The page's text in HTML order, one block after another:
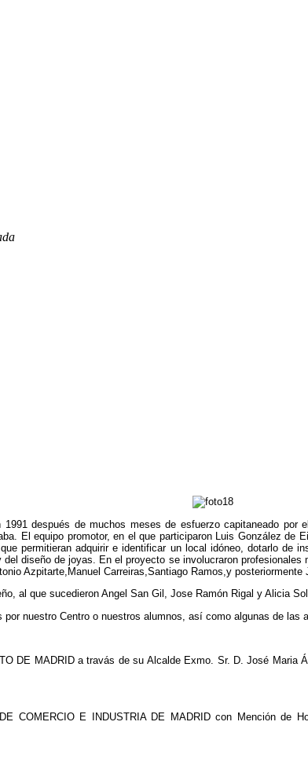
después de muchos meses de esfuerzo capitaneado por
El equipo promotor, en el que participaron Luis González de
permitieran adquirir e identificar un local idóneo, dotarlo de
diseño de joyas. En el proyecto se involucraron
Azpitarte,Manuel Carreiras,Santiago Ramos,y
al que sucedieron Angel San Gil, Jose Ramón Rigal y Alicia
nuestro Centro o nuestros alumnos, así como algunas de las
DE MADRID a travás de su Alcalde Exmo. Sr. D. José
COMERCIO E INDUSTRIA DE MADRID con Mención de